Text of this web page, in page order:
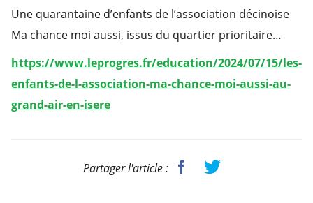
Une quarantaine d’enfants de l’association décinoise
Ma chance moi aussi, issus du quartier prioritaire…
https://www.leprogres.fr/education/2024/07/15/les-
enfants-de-l-association-ma-chance-moi-aussi-au-
grand-air-en-isere
Partager l'article :